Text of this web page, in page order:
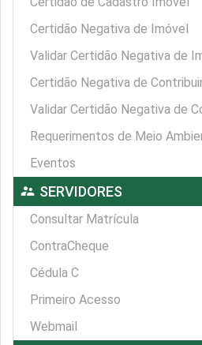
Certidão Negativa de Imóvel
Validar Certidão Negativa de
Certidão Negativa de
Validar Certidão Negativa de
Requerimentos de Meio
Eventos
supervisor_account SERVIDORES
Consultar Matrícula
ContraCheque
Cédula C
Primeiro Acesso
Webmail